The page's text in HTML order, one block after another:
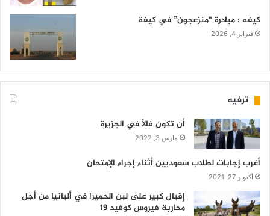
كيفه : مبادرة “منزعجون” في كيفة
فبراير 4, 2026
ترفيه
أن تكون فالاً في الجزيرة
مارس 3, 2022
أغرب إجابات لطلاب سعوديين أثناء إجراء الإمتحان
أكتوبر 27, 2021
إقبال كبير على لبن الحمير! في ألبانيا من أجل
محاربة فيروس كوفيد 19